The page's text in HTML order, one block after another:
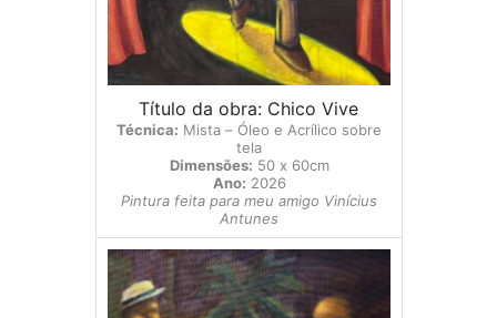
Título da obra: Chico Vive
Técnica: Mista – Óleo e Acrílico sobre
tela
Dimensões: 50 x 60cm
Ano: 2026
Pintura feita para meu amigo Vinícius
Antunes